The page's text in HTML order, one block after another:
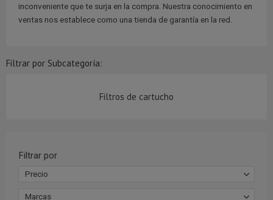
inconveniente que te surja en la compra. Nuestra conocimiento en
ventas nos establece como una tienda de garantía en la red.
Filtrar por Subcategoría:
Filtros de cartucho
Filtrar por
Precio
Marcas